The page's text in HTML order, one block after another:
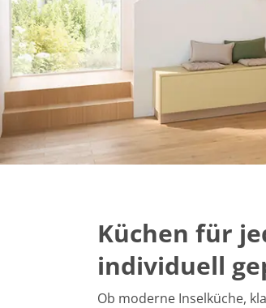
Küchen für
individuell
Ob moderne Inselküche,